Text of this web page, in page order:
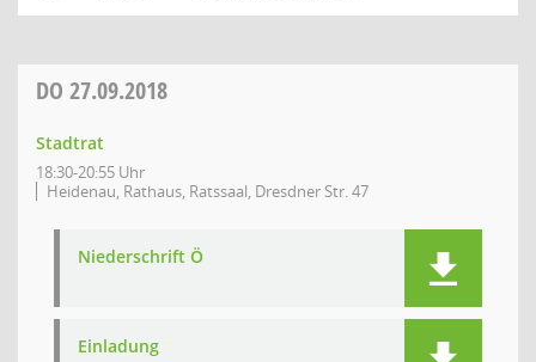
DO 27.09.2018
Stadtrat
18:30-20:55 Uhr
Heidenau, Rathaus, Ratssaal, Dresdner Str. 47
Niederschrift Ö
Einladung